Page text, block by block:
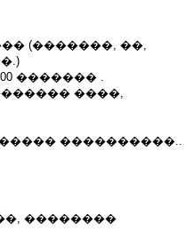
(�������, ��,
������� .
����,
����������..
��������